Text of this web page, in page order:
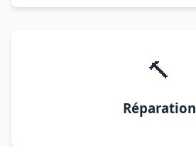
🔨
Réparation